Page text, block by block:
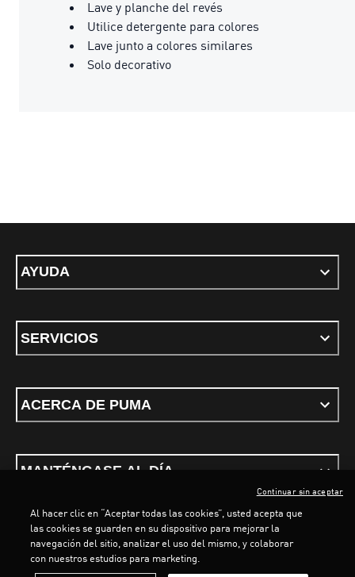
LOADING...
Lave y planche del revés
Utilice detergente para colores
Lave junto a colores similares
Solo decorativo
AYUDA
SERVICIOS
ACERCA DE PUMA
MANTÉNGASE AL DÍA
Términos y condicionesPolítica de Privacidad
Al hacer clic en “Aceptar todas las cookies”, usted acepta que
las cookies se guarden en su dispositivo para mejorar la
navegación del sitio, analizar el uso del mismo, y colaborar
con nuestros estudios para marketing.
Continuar sin aceptar